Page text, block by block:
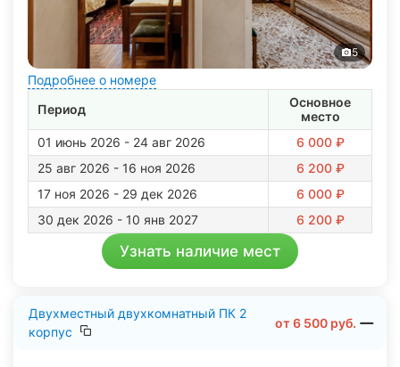
5
Подробнее о номере
Период
Основное
место
01 июнь 2026 - 24 авг 2026
6 000 ₽
25 авг 2026 - 16 ноя 2026
6 200 ₽
17 ноя 2026 - 29 дек 2026
6 000 ₽
30 дек 2026 - 10 янв 2027
6 200 ₽
Узнать наличие мест
Двухместный двухкомнатный ПК 2
корпус
от6 500 руб.